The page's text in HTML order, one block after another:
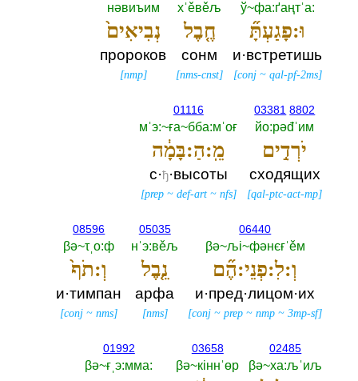
ў~фа:ґаңтˈа:‎
וּ:פָגַעְתָּ֞
и·встретишь
[conj~ qal-pf-2ms]
хˈěвěљ
חֶ֤בֶל
сонм
[nms-cnst]
нәвиъим
נְבִיאִים֙
пророков
[nmp]
03381 8802
йо:рәđˈим
יֹרְדִ֣ים
сходящих
[qal-ptc-act-mp]
01116
мˈэ:~ға~бба:мˈоғ
מֵֽ:הַ:בָּמָ֔ה
с·ђ·высоты
[prep~ def-art~ nfs]
06440
βә~љi~фәнєғˈěм
וְ:לִ:פְנֵי:הֶ֞ם
и·пред·лицом·их
[conj ~prep ~nmp ~3mp-sf]
05035
нˈэ:вěљ
נֵ֤בֶל
арфа
[nms]
08596
βә~τˌо:ф
וְ:תֹף֙
и·тимпан
[conj ~nms]
02485
βә~ха:љˈиљ
03658
βә~кiннˈөр
01992
βә~ғˌэ:мма:‎